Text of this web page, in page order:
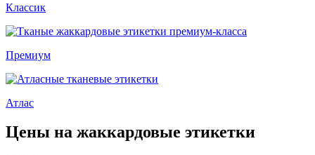
Классик
Премиум
Атлас
Цены на жаккардовые этикетки